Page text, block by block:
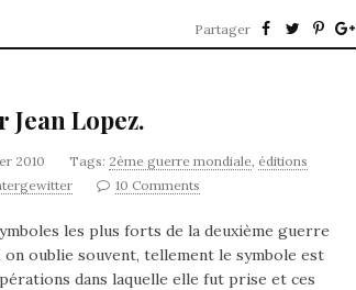
Partager
Lopez.
2010 Tags: 2ème guerre mondiale, éditions
10 Comments
les plus forts de la deuxième guerre
oublie souvent, tellement le symbole est
dans laquelle elle fut prise et ces